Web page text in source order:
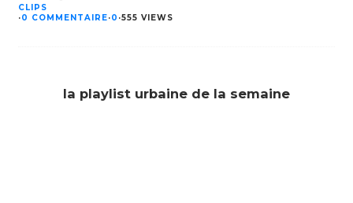
CLIPS
·0 COMMENTAIRE·0 ·555 VIEWS
la playlist urbaine de la semaine